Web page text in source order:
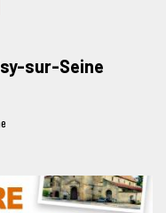
sur-Seine